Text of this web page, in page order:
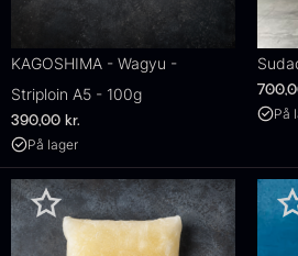
KAGOSHIMA - Wagyu -
Striploin A5 - 100g
390,00 kr.
På lager
På